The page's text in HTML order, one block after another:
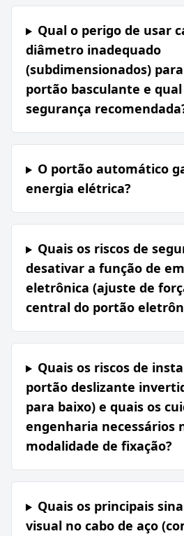
Qual o perigo de usar
diâmetro inadequado
(subdimensionados)
portão basculante e
segurança
O portão automático
energia elétrica?
Quais os riscos de
desativar a função de
eletrônica (ajuste de
central do portão
Quais os riscos de
portão deslizante
para baixo) e quais os
engenharia necessários
modalidade de fixação?
Quais os principais
visual no cabo de aço